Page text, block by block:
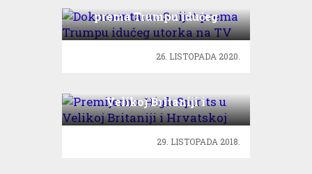
prema Trumpu idućeg
utorka na TV
26. LISTOPADA 2020.
Velikoj Britaniji i
Hrvatskoj
29. LISTOPADA 2018.